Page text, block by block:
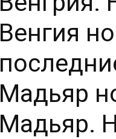
Венгия
Мадьяр
Мадьяр.